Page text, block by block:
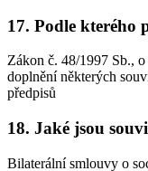
17. Podle kterého
Zákon č. 48/1997 Sb.,
doplnění některých
předpisů
18. Jaké jsou
Bilaterální smlouvy o